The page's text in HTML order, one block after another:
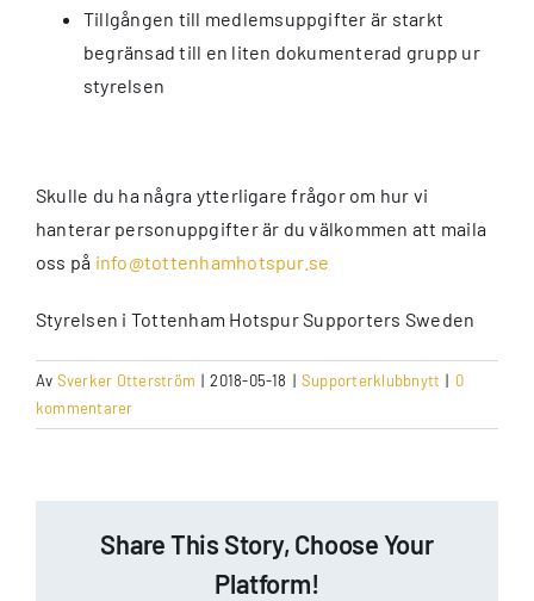
Tillgången till medlemsuppgifter är starkt
begränsad till en liten dokumenterad grupp ur
styrelsen
Skulle du ha några ytterligare frågor om hur vi
hanterar personuppgifter är du välkommen att maila
oss på info@tottenhamhotspur.se
Styrelsen i Tottenham Hotspur Supporters Sweden
Av Sverker Otterström | 2018-05-18 | Supporterklubbnytt | 0
kommentarer
Share This Story, Choose Your
Platform!